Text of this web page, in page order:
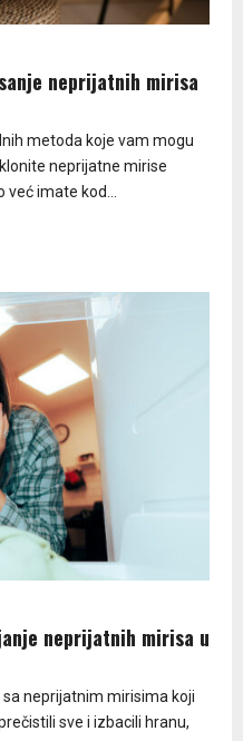
neprijatnih mirisa
metoda koje vam mogu
neprijatne mirise
imate kod...
neprijatnih mirisa u
neprijatnim mirisima koji
sve i izbacili hranu,